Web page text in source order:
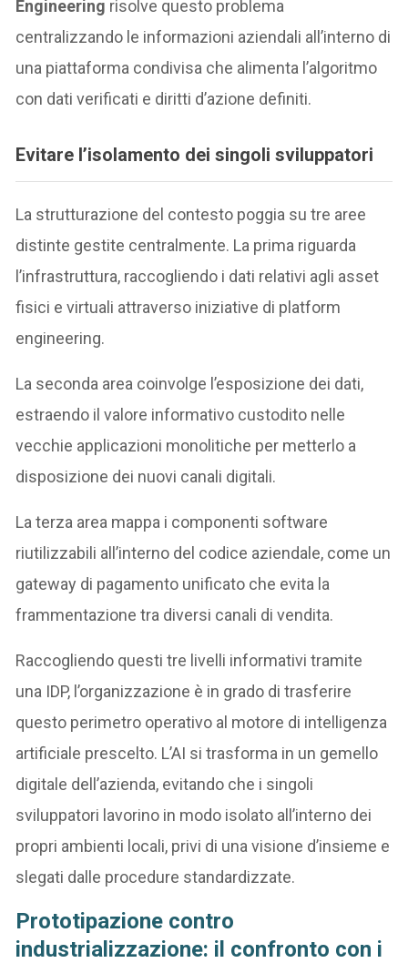
Engineering risolve questo problema
centralizzando le informazioni aziendali all’interno di
una piattaforma condivisa che alimenta l’algoritmo
con dati verificati e diritti d’azione definiti.
Evitare l’isolamento dei singoli sviluppatori
La strutturazione del contesto poggia su tre aree
distinte gestite centralmente. La prima riguarda
l’infrastruttura, raccogliendo i dati relativi agli asset
fisici e virtuali attraverso iniziative di platform
engineering.
La seconda area coinvolge l’esposizione dei dati,
estraendo il valore informativo custodito nelle
vecchie applicazioni monolitiche per metterlo a
disposizione dei nuovi canali digitali.
La terza area mappa i componenti software
riutilizzabili all’interno del codice aziendale, come un
gateway di pagamento unificato che evita la
frammentazione tra diversi canali di vendita.
Raccogliendo questi tre livelli informativi tramite
una IDP, l’organizzazione è in grado di trasferire
questo perimetro operativo al motore di intelligenza
artificiale prescelto. L’AI si trasforma in un gemello
digitale dell’azienda, evitando che i singoli
sviluppatori lavorino in modo isolato all’interno dei
propri ambienti locali, privi di una visione d’insieme e
slegati dalle procedure standardizzate.
Prototipazione contro
industrializzazione: il confronto con i